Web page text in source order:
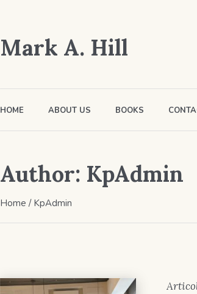
Mark A. Hill
HOME ABOUT US BOOKS
Author: KpAdmin
Home / KpAdmin